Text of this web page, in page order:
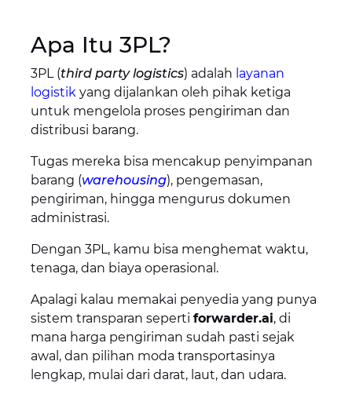
Apa Itu 3PL?
3PL (third party logistics) adalah layanan
logistikyang dijalankan oleh pihak ketiga
untuk mengelola proses pengiriman dan
distribusi barang.
Tugas mereka bisa mencakup penyimpanan
barang (warehousing), pengemasan,
pengiriman, hingga mengurus dokumen
administrasi.
Dengan 3PL, kamu bisa menghemat waktu,
tenaga, dan biaya operasional.
Apalagi kalau memakai penyedia yang punya
sistem transparan seperti forwarder.ai, di
mana harga pengiriman sudah pasti sejak
awal, dan pilihan moda transportasinya
lengkap, mulai dari darat, laut, dan udara.